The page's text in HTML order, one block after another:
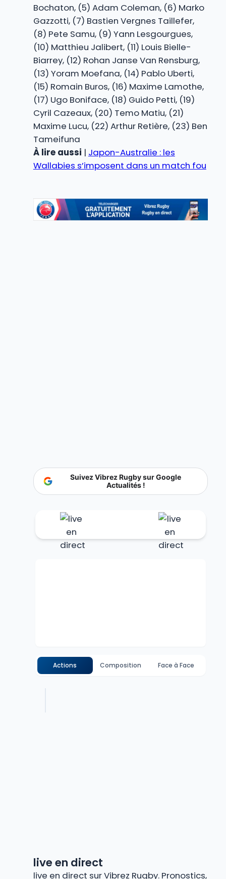
Bochaton, (5) Adam Coleman, (6) Marko
Gazzotti, (7) Bastien Vergnes Taillefer,
(8) Pete Samu, (9) Yann Lesgourgues,
(10) Matthieu Jalibert, (11) Louis Bielle-
Biarrey, (12) Rohan Janse Van Rensburg,
(13) Yoram Moefana, (14) Pablo Uberti,
(15) Romain Buros, (16) Maxime Lamothe,
(17) Ugo Boniface, (18) Guido Petti, (19)
Cyril Cazeaux, (20) Temo Matiu, (21)
Maxime Lucu, (22) Arthur Retière, (23) Ben
Tameifuna
À lire aussi | Japon-Australie : les
Wallabies s’imposent dans un match fou
Suivez Vibrez Rugby sur Google
Actualités !
Actions Composition Face à Face
live en direct
live en direct sur Vibrez Rugby. Pronostics,